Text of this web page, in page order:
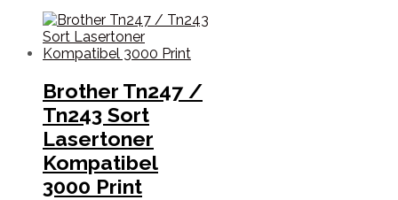
Brother Tn247 /
Tn243 Sort
Lasertoner
Kompatibel
3000 Print